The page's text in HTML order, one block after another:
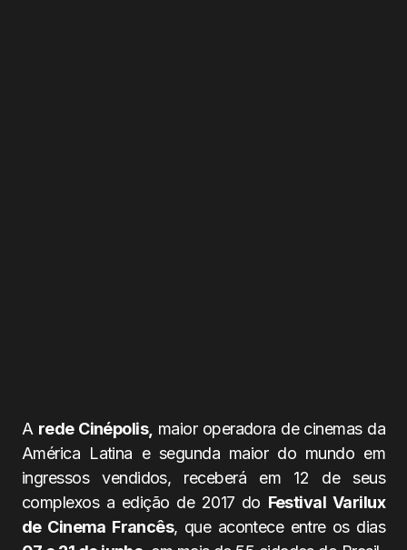
A rede Cinépolis, maior operadora de cinemas da
América Latina e segunda maior do mundo em
ingressos vendidos, receberá em 12 de seus
complexos a edição de 2017 do Festival Varilux
de Cinema Francês, que acontece entre os dias